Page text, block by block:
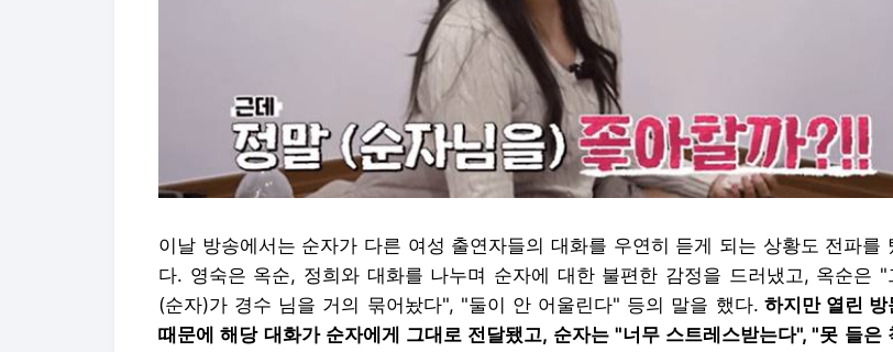
이날 방송에서는 순자가 다른 여성 출연자들의 대화를 우연히 듣게 되는 상황도 전파를
다. 영숙은 옥순, 정희와 대화를 나누며 순자에 대한 불편한 감정을 드러냈고, 옥순은 "
(순자)가 경수 님을 거의 묶어놨다", "둘이 안 어울린다" 등의 말을 했다. 하지만 열린 방
때문에 해당 대화가 순자에게 그대로 전달됐고, 순자는 "너무 스트레스받는다", "못 들은